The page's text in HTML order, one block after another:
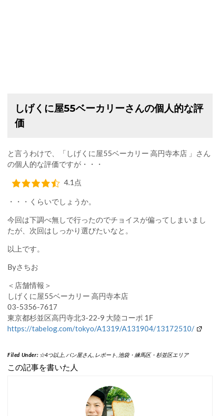
しげくに屋55ベーカリーさんの個人的な評
価
と言うわけで、「しげくに屋55ベーカリー 高円寺本店 」さん
の個人的な評価ですが・・・
4.1点
・・・くらいでしょうか。
今回は下調べ無しで行ったのでチョイスが偏ってしまいまし
たが、次回はしっかり選びたいなと。
以上です。
Byさちお
＜店舗情報＞
しげくに屋55ベーカリー 高円寺本店
03-5356-7617
東京都杉並区高円寺北3-22-9 大陸コーポ 1F
https://tabelog.com/tokyo/A1319/A131904/13172510/
Filed Under: ☆4つ以上, パン屋さん, レポート 池袋・練馬区・杉並区エリア
この記事を書いた人